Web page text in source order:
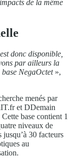
de la même
donc disponible,
par ailleurs la
NegaOctet»,
menés par
et DDemain
Cette base contient 1
niveaux de
30 facteurs
au